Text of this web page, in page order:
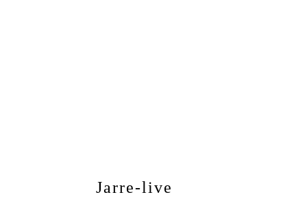
Jarre-live